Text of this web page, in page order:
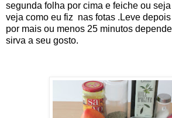
segunda folha por cima e feiche ou
veja como eu fiz nas fotas .Leve depois
por mais ou menos 25 minutos
sirva a seu gosto.